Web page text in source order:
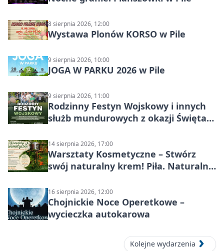
8 sierpnia 2026, 12:00
Wystawa Plonów KORSO w Pile
9 sierpnia 2026, 10:00
JOGA W PARKU 2026 w Pile
9 sierpnia 2026, 11:00
Rodzinny Festyn Wojskowy i innych
służb mundurowych z okazji Święta
14 sierpnia 2026, 17:00
Warsztaty Kosmetyczne – Stwórz
swój naturalny krem! Piła. Naturalna
16 sierpnia 2026, 12:00
Chojnickie Noce Operetkowe –
wycieczka autokarowa
Kolejne wydarzenia